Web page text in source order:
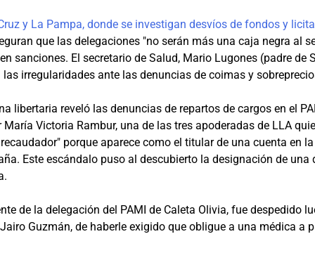
y La Pampa, donde se investigan desvíos de fondos y
que las delegaciones "no serán más una caja negra al
sanciones. El secretario de Salud, Mario Lugones (padre
irregularidades ante las denuncias de coimas y
libertaria reveló las denuncias de repartos de cargos en el
Victoria Rambur, una de las tres apoderadas de LLA
porque aparece como el titular de una cuenta en
Este escándalo puso al descubierto la designación de
de la delegación del PAMI de Caleta Olivia, fue despedido
Guzmán, de haberle exigido que obligue a una médica a